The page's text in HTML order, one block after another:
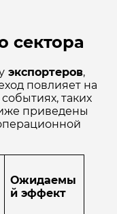
сектора
экспортеров,
повлияет на
таких
приведены
Ожидаемы
й эффект